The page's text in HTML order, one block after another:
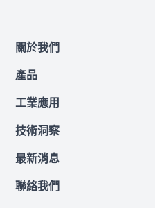
關於我們
產品
工業應用
技術洞察
最新消息
聯絡我們